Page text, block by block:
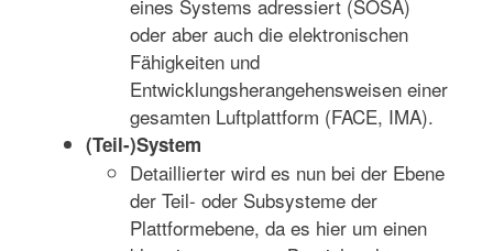
eines Systems adressiert (SOSA)
oder aber auch die elektronischen
Fähigkeiten und
Entwicklungsherangehensweisen einer
gesamten Luftplattform (FACE, IMA).
(Teil-)System
Detaillierter wird es nun bei der Ebene
der Teil- oder Subsysteme der
Plattformebene, da es hier um einen